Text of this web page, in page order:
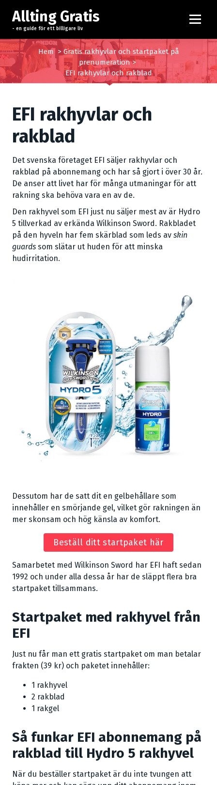
p
a
i
l
Allting Gratis
- en guide för ett billigare liv
Hem > Gratis rakhyvlar och startpaket på
prenumeration>
EFI rakhyvlar och rakblad
EFI rakhyvlar och
rakblad
Det svenska företaget EFI säljer rakhyvlar och
rakblad på abonnemang och har så gjort i över 30 år.
De anser att livet har för många utmaningar för att
rakning ska behöva vara en av de.
Den rakhyvel som EFI just nu säljer mest av är Hydro
5 tillverkad av erkända Wilkinson Sword. Rakbladet
på den hyveln har fem skärblad som leds av skin
guards som slätar ut huden för att minska
hudirritation.
Dessutom har de satt dit en gelbehållare som
innehåller en smörjande gel, vilket gör rakningen än
mer skonsam och hög känsla av komfort.
Beställ ditt startpaket här
Samarbetet med Wilkinson Sword har EFI haft sedan
1992 och under alla dessa år har de släppt flera bra
startpaket tillsammans.
Startpaket med rakhyvel från
EFI
Just nu får man ett gratis startpaket om man betalar
frakten (39 kr) och paketet innehåller:
1 rakhyvel
2 rakblad
1 rakgel
Så funkar EFI abonnemang på
rakblad till Hydro 5 rakhyvel
När du beställer startpaket är du inte tvungen att